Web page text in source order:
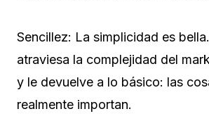
Sencillez: La simplicidad es
atraviesa la complejidad del
y le devuelve a lo básico: las
realmente importan.